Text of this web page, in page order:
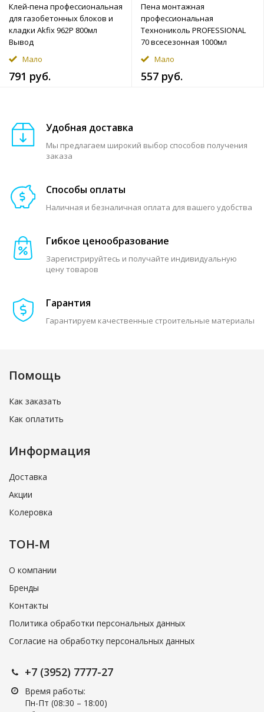
Клей-пена профессиональная
для газобетонных блоков и
кладки Akfix 962P 800мл
Вывод
Мало
791 руб.
Пена монтажная
профессиональная
Технониколь PROFESSIONAL
70 всесезонная 1000мл
Мало
557 руб.
Удобная доставка
Мы предлагаем широкий выбор способов получения
заказа
Способы оплаты
Наличная и безналичная оплата для вашего удобства
Гибкое ценообразование
Зарегистрируйтесь и получайте индивидуальную
цену товаров
Гарантия
Гарантируем качественные строительные материалы
Помощь
Как заказать
Как оплатить
Информация
Доставка
Акции
Колеровка
ТОН-М
О компании
Бренды
Контакты
Политика обработки персональных данных
Согласие на обработку персональных данных
+7 (3952) 7777-27
Время работы:
Пн-Пт (08:30 – 18:00)